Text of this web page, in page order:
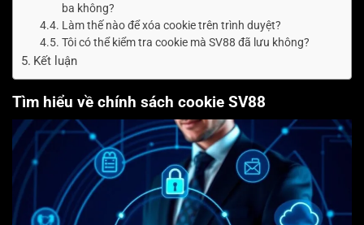
ba không?
Làm thế nào để xóa cookie trên trình duyệt?
Tôi có thể kiểm tra cookie mà SV88 đã lưu không?
Kết luận
Tìm hiểu về chính sách cookie SV88